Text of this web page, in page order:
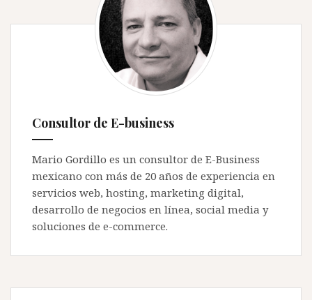
Consultor de E-business
Mario Gordillo es un consultor de E-Business
mexicano con más de 20 años de experiencia en
servicios web, hosting, marketing digital,
desarrollo de negocios en línea, social media y
soluciones de e-commerce.